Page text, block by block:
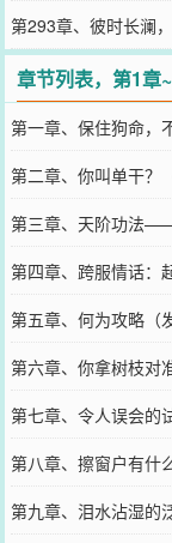
第293章、彼时长澜
章节列表，第1章
第一章、保住狗命，
啊！）
第二章、你叫单干？
第三章、天阶功法
啊！）
第四章、跨服情话：
第五章、何为攻略（
第六章、你拿树枝对
啊！）
第七章、令人误会的
第八章、擦窗户有什
啊！）
第九章、泪水沾湿的